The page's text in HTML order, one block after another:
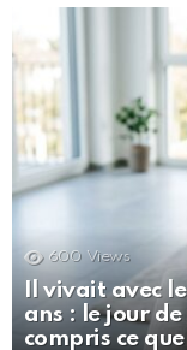
600 Views
Il vivait avec
ans : le jour de
compris ce